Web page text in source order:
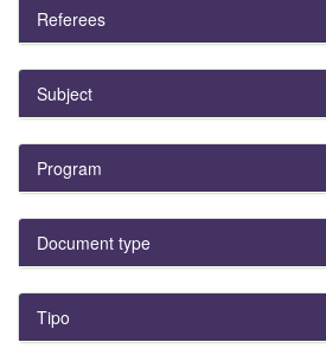
Referees
Subject
Program
Document type
Tipo